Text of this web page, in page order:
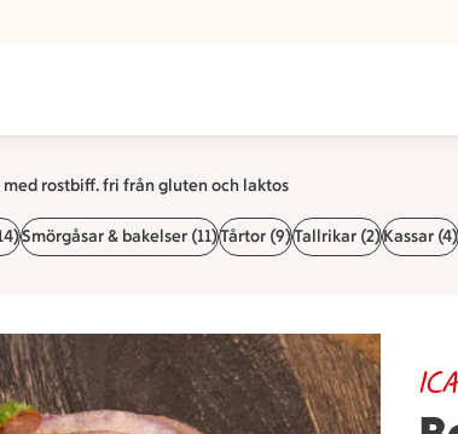
| Catering ICA Maxi Hälla
med rostbiff. fri från gluten och laktos
Smörgåsar & bakelser (11)Tårtor (9)Tallrikar (2)Kassar (4)